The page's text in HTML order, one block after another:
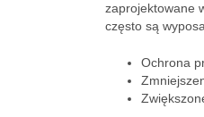
zaprojektowane
często są
Ochrona